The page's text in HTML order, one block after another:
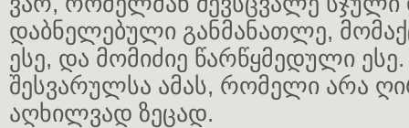
დაბნელებული განმანათლე,
ესე, და მომიძიე წარწყმედული
შესვარულსა ამას, რომელი არა
აღხილვად ზეცად.